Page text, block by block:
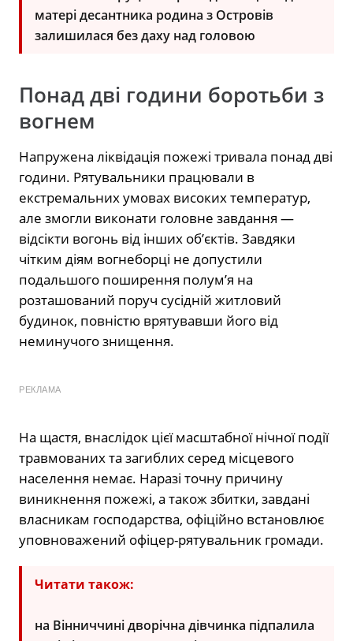
матері десантника родина з Островів
залишилася без даху над головою
Понад дві години боротьби з
вогнем
Напружена ліквідація пожежі тривала понад дві
години. Рятувальники працювали в
екстремальних умовах високих температур,
але змогли виконати головне завдання —
відсікти вогонь від інших об’єктів. Завдяки
чітким діям вогнеборці не допустили
подальшого поширення полумʼя на
розташований поруч сусідній житловий
будинок, повністю врятувавши його від
неминучого знищення.
РЕКЛАМА
На щастя, внаслідок цієї масштабної нічної події
травмованих та загиблих серед місцевого
населення немає. Наразі точну причину
виникнення пожежі, а також збитки, завдані
власникам господарства, офіційно встановлює
уповноважений офіцер-рятувальник громади.
Читати також:
на Вінниччині дворічна дівчинка підпалила